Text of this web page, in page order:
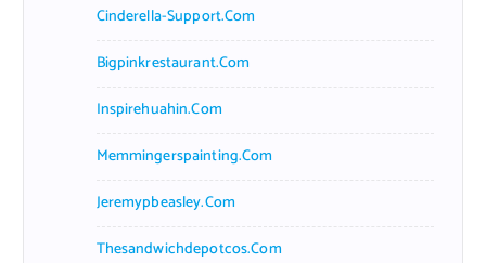
Cinderella-Support.com
Bigpinkrestaurant.com
Inspirehuahin.com
Memmingerspainting.com
Jeremypbeasley.com
Thesandwichdepotcos.com